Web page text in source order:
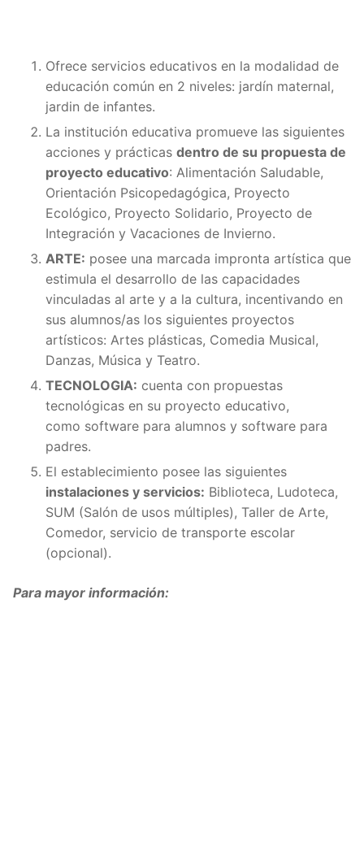
Ofrece servicios educativos en la modalidad de
educación común en 2 niveles: jardín maternal,
jardin de infantes.
La institución educativa promueve las siguientes
acciones y prácticas dentro de su propuesta de
proyecto educativo: Alimentación Saludable,
Orientación Psicopedagógica, Proyecto
Ecológico, Proyecto Solidario, Proyecto de
Integración y Vacaciones de Invierno.
ARTE: posee una marcada impronta artística que
estimula el desarrollo de las capacidades
vinculadas al arte y a la cultura, incentivando en
sus alumnos/as los siguientes proyectos
artísticos: Artes plásticas, Comedia Musical,
Danzas, Música y Teatro.
TECNOLOGIA: cuenta con propuestas
tecnológicas en su proyecto educativo,
como software para alumnos y software para
padres.
El establecimiento posee las siguientes
instalaciones y servicios: Biblioteca, Ludoteca,
SUM (Salón de usos múltiples), Taller de Arte,
Comedor, servicio de transporte escolar
(opcional).
Para mayor información: